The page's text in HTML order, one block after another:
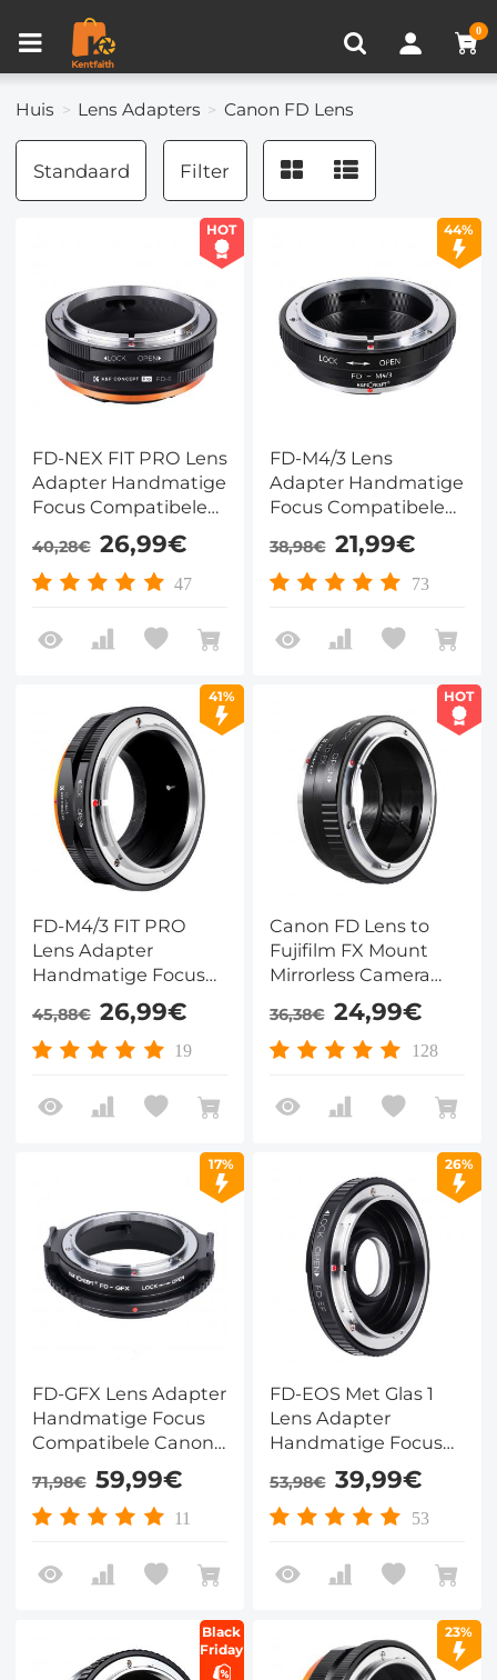
0
Huis Lens Adapters Canon FD Lens
Standaard Filter
HOT
FD-NEX FIT PRO Lens
Adapter Handmatige
Focus Compatibele
Canon FD DSLR
Lenzen voor Sony E
Camera Lichaam
40,28€ 26,99€
47
44%
FD-M4/3 Lens
Adapter Handmatige
Focus Compatibele
Canon FD Lenzen
voor M43 MFT
Camera Lichaam
38,98€ 21,99€
73
41%
FD-M4/3 FIT PRO
Lens Adapter
Handmatige Focus
Compatibele Canon
FD Serie DSLR
Lenzen voor
Serie Camera
Lichaam
45,88€ 26,99€
19
HOT
Canon FD Lens to
Fujifilm FX Mount
Mirrorless Camera
Adapter K&F
Concept Lens Mount
Adapter
36,38€ 24,99€
128
17%
FD-GFX Lens Adapter
Handmatige Focus
Compatibele Canon
FD DSLR Lenzen voor
Fuji GFX Camera
Lichaam
71,98€ 59,99€
11
26%
FD-EOS Met Glas 1
Lens Adapter
Handmatige Focus
Compatibele Canon
FD FL Lenzen voor
Canon EOS Camera
53,98€ 39,99€
53
Black
Friday
23%